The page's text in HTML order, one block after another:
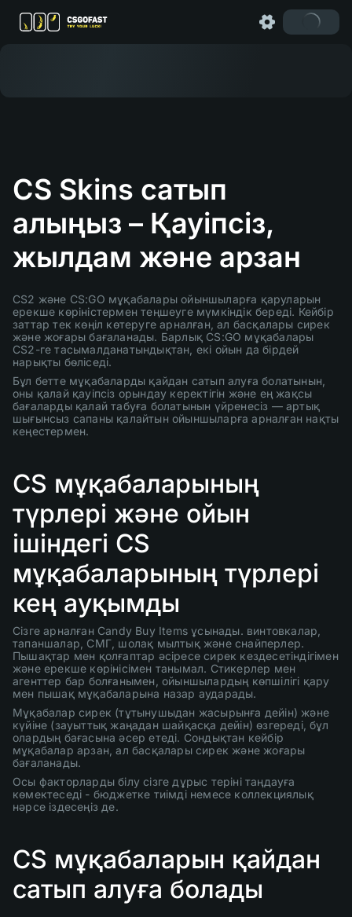
CS Skins сатып
алыңыз – Қауіпсіз,
жылдам және арзан
CS2 және CS:GO мұқабалары ойыншыларға қаруларын
ерекше көріністермен теңшеуге мүмкіндік береді. Кейбір
заттар тек көңіл көтеруге арналған, ал басқалары сирек
және жоғары бағаланады. Барлық CS:GO мұқабалары
CS2-ге тасымалданатындықтан, екі ойын да бірдей
нарықты бөліседі.
Бұл бетте мұқабаларды қайдан сатып алуға болатынын,
оны қалай қауіпсіз орындау керектігін және ең жақсы
бағаларды қалай табуға болатынын үйренесіз — артық
шығынсыз сапаны қалайтын ойыншыларға арналған нақты
кеңестермен.
CS мұқабаларының
түрлері және ойын
ішіндегі CS
мұқабаларының түрлері
кең ауқымды
Сізге арналған Candy Buy Items ұсынады. винтовкалар,
тапаншалар, СМГ, шолақ мылтық және снайперлер.
Пышақтар мен қолғаптар әсіресе сирек кездесетіндігімен
және ерекше көрінісімен танымал. Стикерлер мен
агенттер бар болғанымен, ойыншылардың көпшілігі қару
мен пышақ мұқабаларына назар аударады.
Мұқабалар сирек (тұтынушыдан жасырынға дейін) және
күйіне (зауыттық жаңадан шайқасқа дейін) өзгереді, бұл
олардың бағасына әсер етеді. Сондықтан кейбір
мұқабалар арзан, ал басқалары сирек және жоғары
бағаланады.
Осы факторларды білу сізге дұрыс теріні таңдауға
көмектеседі - бюджетке тиімді немесе коллекциялық
нәрсе іздесеңіз де.
CS мұқабаларын қайдан
сатып алуға болады